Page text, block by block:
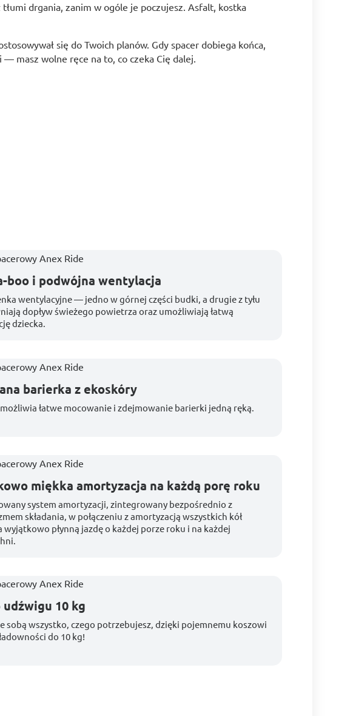
drgania, zanim w ogóle je poczujesz. Asfalt, kostka
się do Twoich planów. Gdy spacer dobiega końca,
masz wolne ręce na to, co czeka Cię dalej.
boo i podwójna wentylacja
wentylacyjne — jedno w górnej części budki, a drugie z tyłu
dopływ świeżego powietrza oraz umożliwiają łatwą
dziecka.
barierka z ekoskóry
łatwe mocowanie i zdejmowanie barierki jedną ręką.
miękka amortyzacja na każdą porę roku
system amortyzacji, zintegrowany bezpośrednio z
składania, w połączeniu z amortyzacją wszystkich kół
wyjątkowo płynną jazdę o każdej porze roku i na każdej
udźwigu 10 kg
sobą wszystko, czego potrzebujesz, dzięki pojemnemu koszowi
do 10 kg!